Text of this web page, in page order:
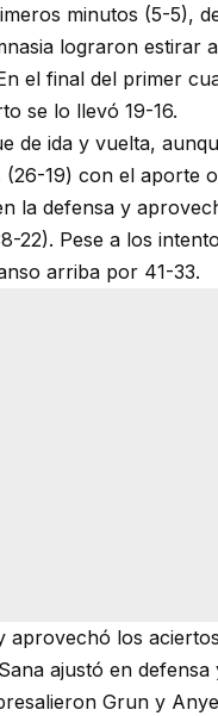
minutos (5-5),
lograron estirar
el final del primer
se lo llevó 19-16.
de ida y vuelta,
19) con el aporte
la defensa y
22). Pese a los
arriba por 41-33.
aprovechó los
ajustó en
Grun y